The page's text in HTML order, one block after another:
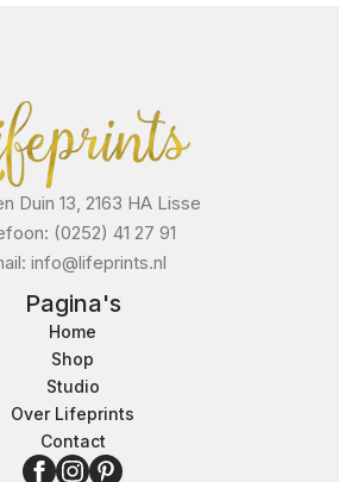
Duin 13, 2163 HA Lisse
(0252) 41 27 91
info@lifeprints.nl
Pagina's
Home
Shop
Studio
Over Lifeprints
Contact